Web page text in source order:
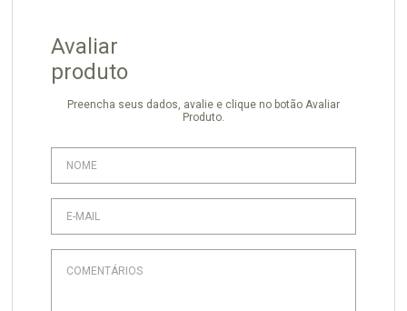
Avaliar
produto
Preencha seus dados, avalie e clique no botão Avaliar
Produto.